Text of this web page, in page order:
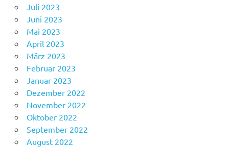
Juli 2023
Juni 2023
Mai 2023
April 2023
März 2023
Februar 2023
Januar 2023
Dezember 2022
November 2022
Oktober 2022
September 2022
August 2022